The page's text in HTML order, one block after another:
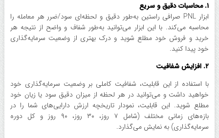
۱. محاسبات دقیق و سریع
ابزار PNL صرافی راستین به‌طور دقیق و لحظه‌ای سود/ضرر هر معامله را
محاسبه می‌کند. با این ابزار می‌توانید به‌طور شفاف و واضح از نتیجه هر
خرید و فروش خود مطلع شوید و درک بهتری از وضعیت سرمایه‌گذاری
خود پیدا کنید.
۲. افزایش شفافیت
با استفاده از این قابلیت، شفافیت کاملی بر وضعیت سرمایه‌گذاری خود
خواهید داشت و می‌توانید در هر لحظه از میزان دقیق سود یا زیان خود
مطلع شوید. این قابلیت، نمودار تاریخچه ارزش دارایی‌های شما را در
بازه‌های زمانی مختلف (شامل ۷ روز، ۳۰ روز، ۹۰ روز و کل دوره
سرمایه‌گذاری) به نمایش می‌گذارد.